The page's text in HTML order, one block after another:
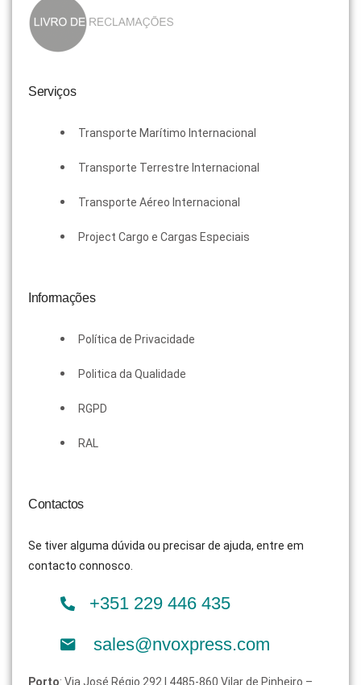
Serviços
Transporte Marítimo Internacional
Transporte Terrestre Internacional
Transporte Aéreo Internacional
Project Cargo e Cargas Especiais
Informações
Política de Privacidade
Politica da Qualidade
RGPD
RAL
Contactos
Se tiver alguma dúvida ou precisar de ajuda, entre em
contacto connosco.
+351 229 446 435
sales@nvoxpress.com
Porto: Via José Régio 292 | 4485-860 Vilar de Pinheiro –